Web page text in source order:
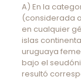
A) En la
(considerada
en cualquier
islas
uruguaya
bajo el
resultó